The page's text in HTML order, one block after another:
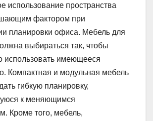
использование пространства
фактором при
планировки офиса. Мебель для
выбираться так, чтобы
использовать имеющееся
Компактная и модульная мебель
гибкую планировку,
к меняющимся
Кроме того, мебель,